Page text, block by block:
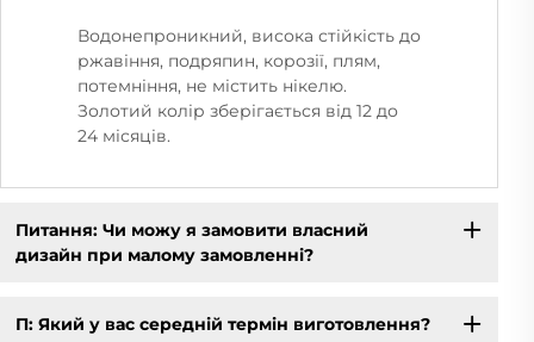
Водонепроникний, висока стійкість до
ржавіння, подряпин, корозії, плям,
потемніння, не містить нікелю.
Золотий колір зберігається від 12 до
24 місяців.
Питання: Чи можу я замовити власний
дизайн при малому замовленні?
П: Який у вас середній термін виготовлення?